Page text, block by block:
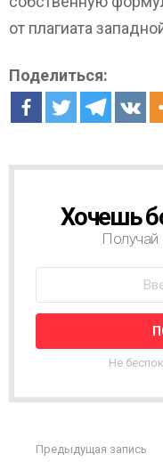
от плагиата
Поделиться:
О
Т
Н
Я
С
Ы
Хочешь
Получай
Не
Предыдущая запись